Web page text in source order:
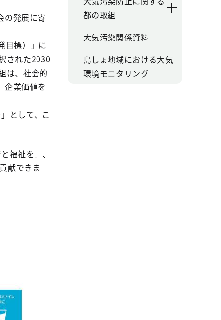
の発展に寄
標）」に
された2030
は、社会的
企業価値を
として、こ
福祉を」、
献できま
都の取組
大気汚染関係資料
島しょ地域における大気
環境モニタリング